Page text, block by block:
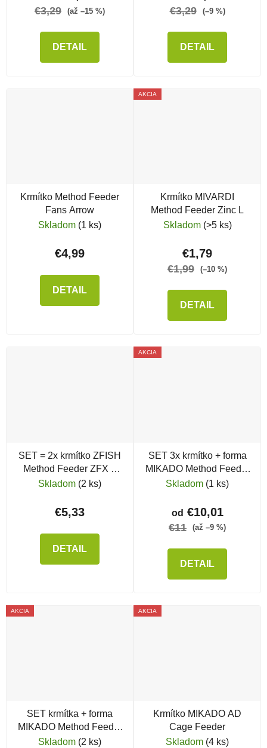
€3,29 (až –15 %)
DETAIL
€3,29 (–9 %)
DETAIL
Krmítko Method Feeder
Fans Arrow
Skladom (1 ks)
€4,99
DETAIL
AKCIA
Krmítko MIVARDI
Method Feeder Zinc L
Skladom (>5 ks)
€1,79
€1,99 (–10 %)
DETAIL
SET = 2x krmítko ZFISH
Method Feeder ZFX +
silikónová forma
Skladom (2 ks)
€5,33
DETAIL
AKCIA
SET 3x krmítko + forma
MIKADO Method Feeder
Shot Q.M.F. L
Skladom (1 ks)
od €10,01
€11 (až –9 %)
DETAIL
AKCIA
SET krmítka + forma
MIKADO Method Feeder
Aperio L
Skladom (2 ks)
AKCIA
Krmítko MIKADO AD
Cage Feeder
Skladom (4 ks)